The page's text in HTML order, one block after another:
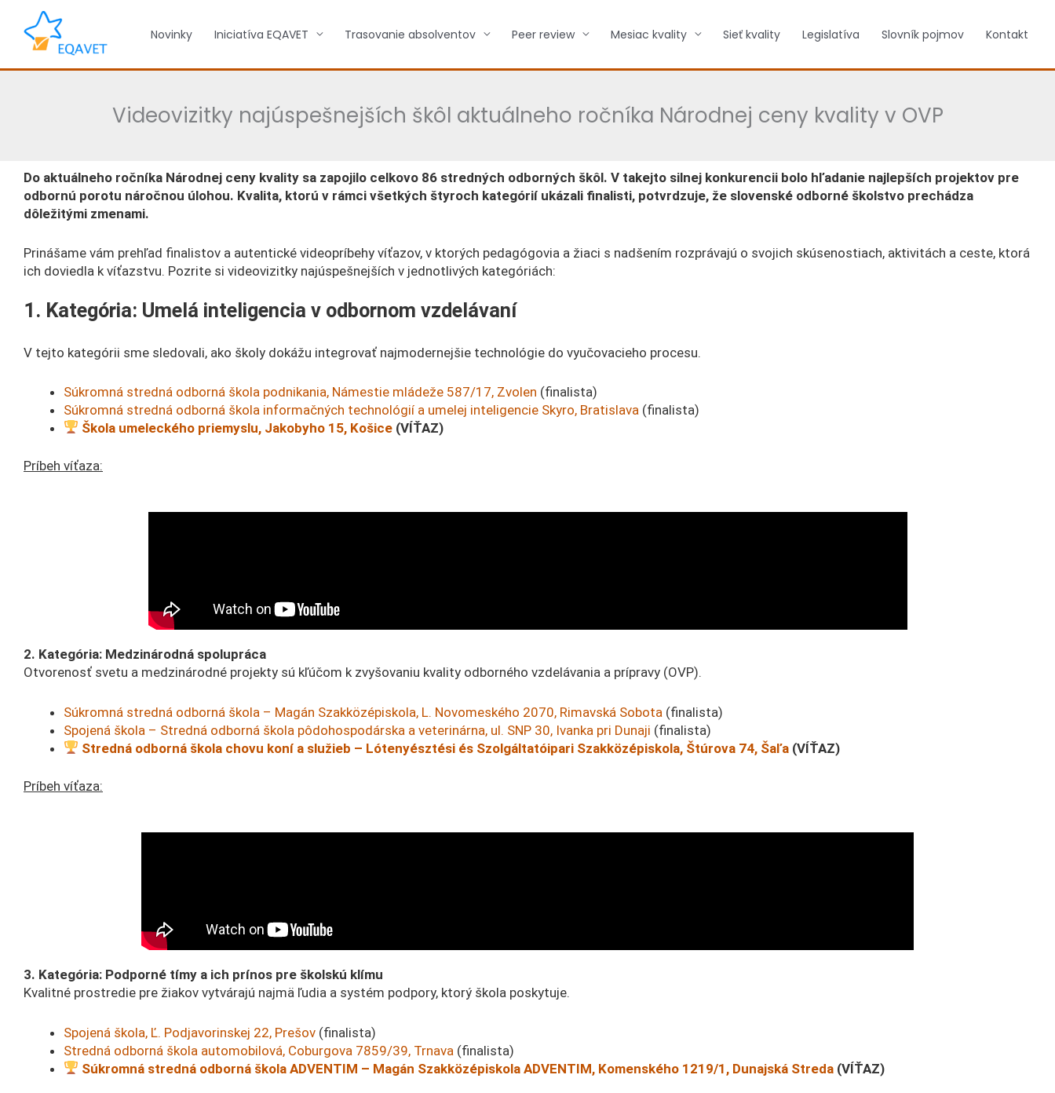
Preskočiť
obsah
Novinky Iniciatíva EQAVET Trasovanie absolventov Peer review Mesiac kvality Sieť kvality Legislatíva Slovník pojmov Kontakt
Videovizitky najúspešnejších škôl aktuálneho ročníka Národnej ceny kvality v OVP
Do aktuálneho ročníka Národnej ceny kvality sa zapojilo celkovo 86 stredných odborných škôl. V takejto silnej konkurencii bolo hľadanie najlepších projektov pre
odbornú porotu náročnou úlohou. Kvalita, ktorú v rámci všetkých štyroch kategórií ukázali finalisti, potvrdzuje, že slovenské odborné školstvo prechádza
dôležitými zmenami.
Prinášame vám prehľad finalistov a autentické videopríbehy víťazov, v ktorých pedagógovia a žiaci s nadšením rozprávajú o svojich skúsenostiach, aktivitách a ceste, ktorá
ich doviedla k víťazstvu. Pozrite si videovizitky najúspešnejších v jednotlivých kategóriách:
1. Kategória: Umelá inteligencia v odbornom vzdelávaní
V tejto kategórii sme sledovali, ako školy dokážu integrovať najmodernejšie technológie do vyučovacieho procesu.
Súkromná stredná odborná škola podnikania, Námestie mládeže 587/17, Zvolen (finalista)
Súkromná stredná odborná škola informačných technológií a umelej inteligencie Skyro, Bratislava (finalista)
Škola umeleckého priemyslu, Jakobyho 15, Košice (VÍŤAZ)
Príbeh víťaza:
2. Kategória: Medzinárodná spolupráca
Otvorenosť svetu a medzinárodné projekty sú kľúčom k zvyšovaniu kvality odborného vzdelávania a prípravy (OVP).
Súkromná stredná odborná škola – Magán Szakközépiskola, L. Novomeského 2070, Rimavská Sobota (finalista)
Spojená škola – Stredná odborná škola pôdohospodárska a veterinárna, ul. SNP 30, Ivanka pri Dunaji (finalista)
Stredná odborná škola chovu koní a služieb – Lótenyésztési és Szolgáltatóipari Szakközépiskola, Štúrova 74, Šaľa (VÍŤAZ)
Príbeh víťaza:
3. Kategória: Podporné tímy a ich prínos pre školskú klímu
Kvalitné prostredie pre žiakov vytvárajú najmä ľudia a systém podpory, ktorý škola poskytuje.
Spojená škola, Ľ. Podjavorinskej 22, Prešov (finalista)
Stredná odborná škola automobilová, Coburgova 7859/39, Trnava (finalista)
Súkromná stredná odborná škola ADVENTIM – Magán Szakközépiskola ADVENTIM, Komenského 1219/1, Dunajská Streda (VÍŤAZ)